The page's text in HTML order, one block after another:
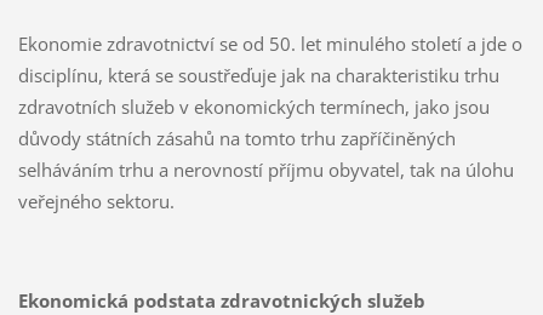
Ekonomie zdravotnictví se od 50. let minulého století a jde o
disciplínu, která se soustřeďuje jak na charakteristiku trhu
zdravotních služeb v ekonomických termínech, jako jsou
důvody státních zásahů na tomto trhu zapříčiněných
selháváním trhu a nerovností příjmu obyvatel, tak na úlohu
veřejného sektoru.
Ekonomická podstata zdravotnických služeb